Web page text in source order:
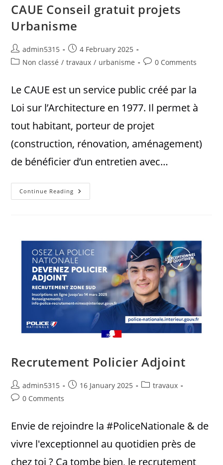
CAUE Conseil gratuit projets
Urbanisme
admin5315
4 February 2025
Non classé / travaux / urbanisme 0 Comments
Le CAUE est un service public créé par la
Loi sur l’Architecture en 1977. Il permet à
tout habitant, porteur de projet
(construction, rénovation, aménagement)
de bénéficier d’un entretien avec…
Continue Reading
Recrutement Policier Adjoint
admin5315 16 January 2025
travaux
0 Comments
Envie de rejoindre la #PoliceNationale & de
vivre l'exceptionnel au quotidien près de
chez toi ? Ça tombe bien, le recrutement